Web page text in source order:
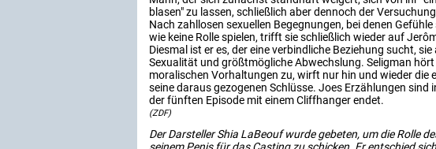
blasen" zu lassen, schließlich aber dennoch der
Nach zahllosen sexuellen Begegnungen, bei denen Gefühle
wie keine Rolle spielen, trifft sie schließlich wieder auf
Diesmal ist er es, der eine verbindliche Beziehung sucht,
Sexualität und größtmögliche Abwechslung. Seligman
moralischen Vorhaltungen zu, wirft nur hin und wieder die
seine daraus gezogenen Schlüsse. Joes Erzählungen
der fünften Episode mit einem Cliffhanger endet.
(ZDF)
Der Darsteller Shia LaBeouf wurde gebeten, um die Rolle